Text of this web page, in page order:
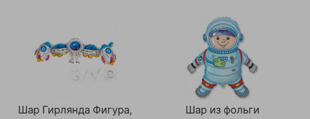
Шар Гирлянда Фигура,
Шар из фольги